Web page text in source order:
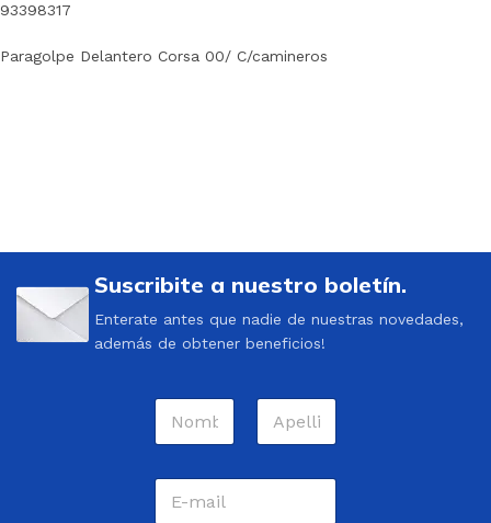
93398317
Paragolpe Delantero Corsa 00/ C/camineros
Suscribite a nuestro boletín.
Enterate antes que nadie de nuestras novedades,
además de obtener beneficios!
N
m
C